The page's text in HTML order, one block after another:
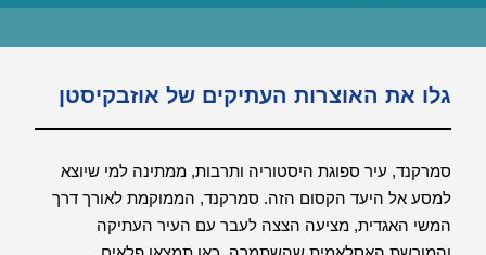
גלו את האוצרות העתיקים של אוזבקיסטן
סמרקנד, עיר ספוגת היסטוריה ותרבות, ממתינה למי שיוצא
למסע אל היעד הקסום הזה. סמרקנד, הממוקמת לאורך דרך
המשי האגדית, מציעה הצצה לעבר עם העיר העתיקה